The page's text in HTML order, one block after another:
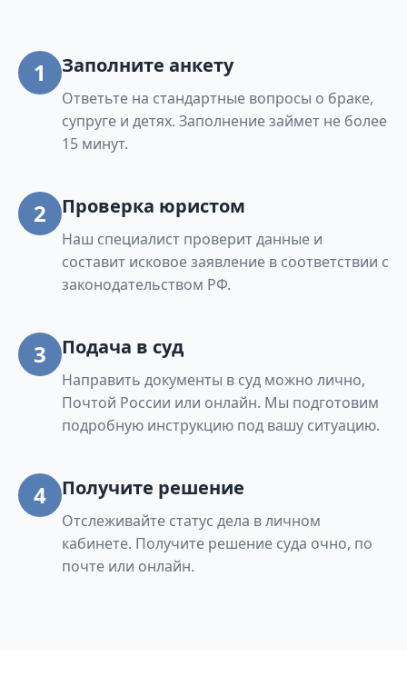
1 Заполните анкету
Ответьте на стандартные вопросы о браке,
супруге и детях. Заполнение займет не более
15 минут.
2 Проверка юристом
Наш специалист проверит данные и
составит исковое заявление в соответствии с
законодательством РФ.
3 Подача в суд
Направить документы в суд можно лично,
Почтой России или онлайн. Мы подготовим
подробную инструкцию под вашу ситуацию.
4 Получите решение
Отслеживайте статус дела в личном
кабинете. Получите решение суда очно, по
почте или онлайн.